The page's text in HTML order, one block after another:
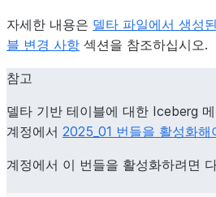
자세한 내용은 델타 파일에서 생성
블 변경 사항 섹션을 참조하십시오.
참고
델타 기반 테이블에 대한 Iceberg
계정에서 2025_01 번들을 활성화해
계정에서 이 번들을 활성화하려면